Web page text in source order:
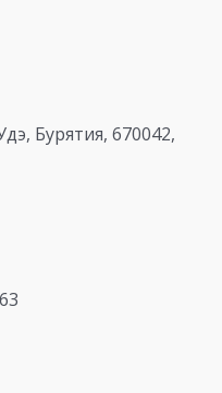
Бурятия, 670042,